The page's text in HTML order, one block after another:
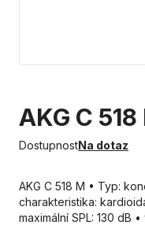
AKG C 518
DostupnostNa dotaz
AKG C 518 M • Typ:
charakteristika:
maximální SPL: 130 dB